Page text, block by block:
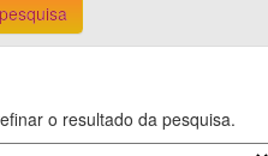
o resultado da pesquisa.